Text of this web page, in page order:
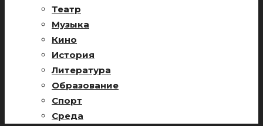
Театр
Музыка
Кино
История
Литература
Образование
Спорт
Среда